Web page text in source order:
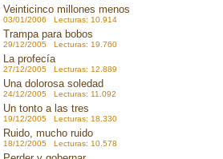
Veinticinco millones menos
03/01/2006 Lecturas: 10.914
Trampa para bobos
29/12/2005 Lecturas: 19.760
La profecía
27/12/2005 Lecturas: 12.889
Una dolorosa soledad
24/12/2005 Lecturas: 11.092
Un tonto a las tres
19/12/2005 Lecturas: 18.330
Ruido, mucho ruido
18/12/2005 Lecturas: 10.578